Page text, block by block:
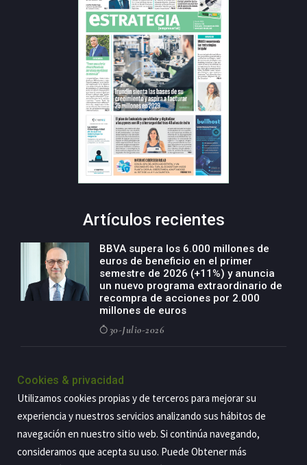
Artículos recientes
BBVA supera los 6.000 millones de
euros de beneficio en el primer
semestre de 2026 (+11%) y anuncia
un nuevo programa extraordinario de
recompra de acciones por 2.000
millones de euros
30-Julio-2026
negocio agro con un modelo global
de especialización presente en siete
países
29-Julio-2026
Cookies & privacidad
Utilizamos cookies propias y de terceros para mejorar su
experiencia y nuestros servicios analizando sus hábitos de
navegación en nuestro sitio web. Si continúa navegando,
consideramos que acepta su uso. Puede Obtener más